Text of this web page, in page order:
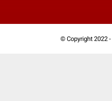
© Copyright 2022 -